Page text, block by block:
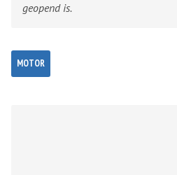
geopend is.
MOTOR